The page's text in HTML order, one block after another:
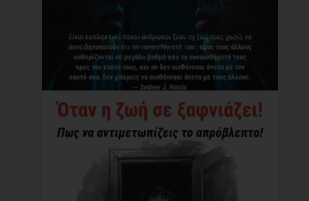
Τα συναισθήματά μας : O καθρέφτης της σχέσης
Είναι εκπληκτικό πόσοι άνθρωποι ζουν τη
ζωή τους χ[...]